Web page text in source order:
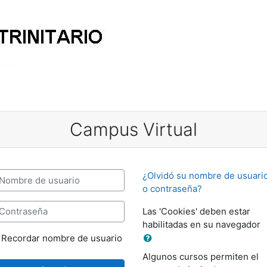
Campus Virtual
de usuario
Recordar nombre de usuario
¿Olvidó su nombre de
o contraseña?
Las 'Cookies' deben estar
habilitadas en su navegador
Algunos cursos permiten el